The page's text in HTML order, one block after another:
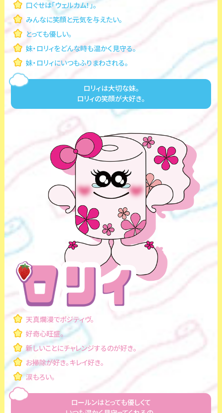
口ぐせは「ウェルカム！」。
みんなに笑顔と元気を与えたい。
とっても優しい。
妹・ロリィをどんな時も温かく見守る。
妹・ロリィにいつもふりまわされる。
ロリィは大切な妹。
ロリィの笑顔が大好き。
天真爛漫でポジティヴ。
好奇心旺盛。
新しいことにチャレンジするのが好き。
お掃除が好き。キレイ好き。
涙もろい。
ロールンはとっても優しくて